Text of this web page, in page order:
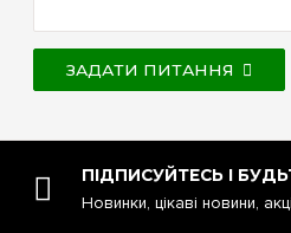
ЗАДАТИ ПИТАННЯ
ПІДПИСУЙТЕСЬ І
Новинки, цікаві новини,